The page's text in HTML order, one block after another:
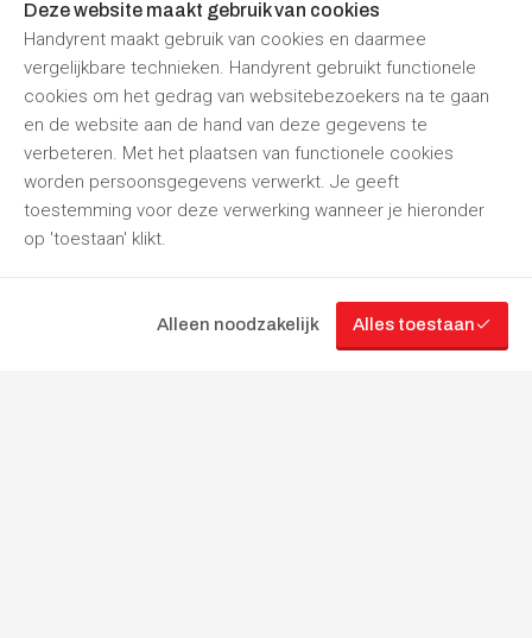
Deze website maakt gebruik van cookies
Handyrent maakt gebruik van cookies en daarmee
vergelijkbare technieken. Handyrent gebruikt functionele
cookies om het gedrag van websitebezoekers na te gaan
en de website aan de hand van deze gegevens te
verbeteren. Met het plaatsen van functionele cookies
worden persoonsgegevens verwerkt. Je geeft
toestemming voor deze verwerking wanneer je hieronder
op 'toestaan' klikt.
Alleen noodzakelijk Alles toestaan